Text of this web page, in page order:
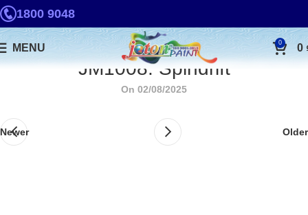
1800 9048
MENU 0 0
JM1008. Spindrift
On 02/08/2025
Newer Older